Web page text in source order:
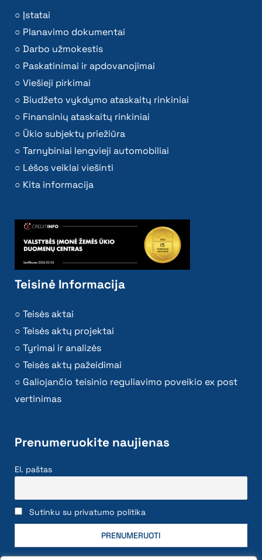
Įstatai
Planavimo dokumentai
Darbo užmokestis
Paskatinimai ir apdovanojimai
Viešieji pirkimai
Biudžeto vykdymo ataskaitų rinkiniai
Finansinių ataskaitų rinkiniai
Ūkio subjektų priežiūra
Tarnybiniai lengvieji automobiliai
Lėšos veiklai viešinti
Kita informacija
Teisinė Informacija
Teisės aktai
Teisės aktų projektai
Tyrimai ir analizės
Teisės aktų pažeidimai
Galiojančio teisinio reguliavimo poveikio ex post
vertinimas
Prenumeruokite naujienas
El. paštas
Sutinku su privatumo politika